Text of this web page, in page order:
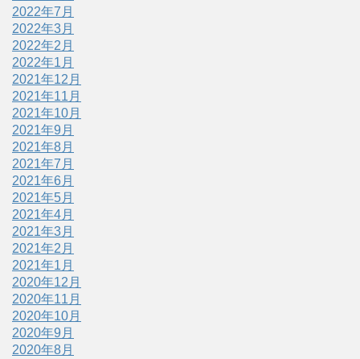
2022年7月
2022年3月
2022年2月
2022年1月
2021年12月
2021年11月
2021年10月
2021年9月
2021年8月
2021年7月
2021年6月
2021年5月
2021年4月
2021年3月
2021年2月
2021年1月
2020年12月
2020年11月
2020年10月
2020年9月
2020年8月